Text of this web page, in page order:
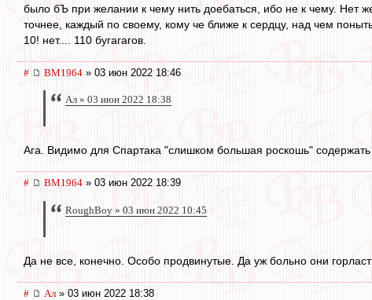
было бЪ при желании к чему нить доебаться, ибо не к чему. Нет
точнее, каждый по своему, кому че ближе к сердцу, над чем
10! нет.... 110 бугагагов.
# BM1964 » 03 июн 2022 18:46
Ал » 03 июн 2022 18:38
Ага. Видимо для Спартака "слишком большая роскошь"
# BM1964 » 03 июн 2022 18:39
RoughBoy » 03 июн 2022 10:45
Да не все, конечно. Особо продвинутые. Да уж больно они
# Ал» 03 июн 2022 18:38